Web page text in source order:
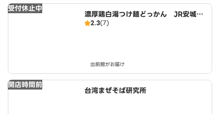
受付休止中
濃厚鶏白湯つけ麺どっかん JR安城南
口駅前店
2.3(7)
出前館がお届け
開店時間前
台湾まぜそば研究所